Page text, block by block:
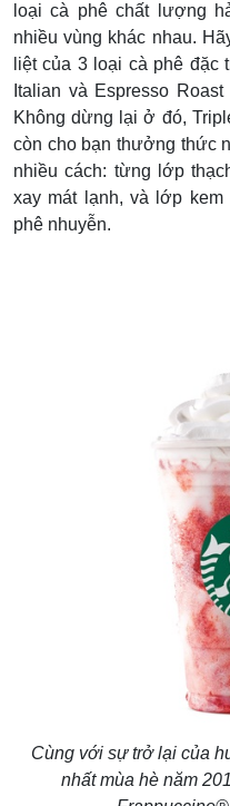
loại cà phê chất lượng
nhiều vùng khác nhau.
liệt của 3 loại cà phê đặc
Italian và Espresso
Không dừng lại ở đó,
còn cho bạn thưởng thức
nhiều cách: từng lớp
xay mát lạnh, và lớp kem
phê nhuyễn.
Cùng với sự trở lại của
nhất mùa hè năm